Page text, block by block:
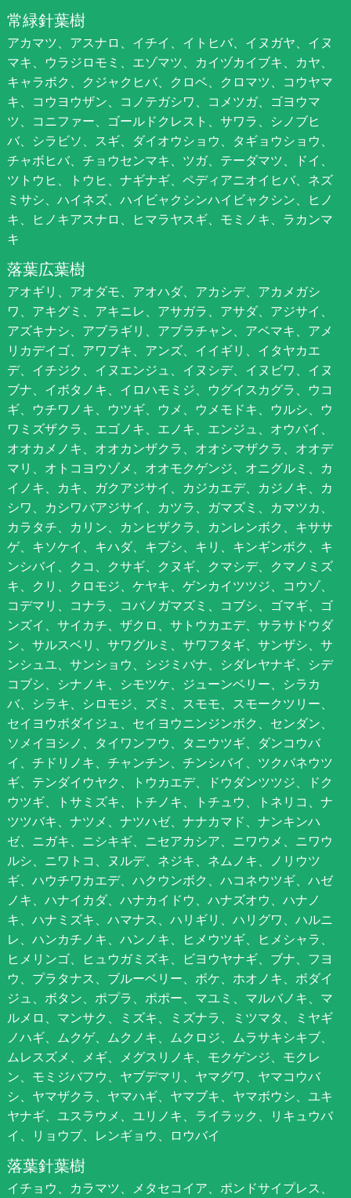
常緑針葉樹
アカマツ、アスナロ、イチイ、イトヒバ、イヌガヤ、イヌ
マキ、ウラジロモミ、エゾマツ、カイヅカイブキ、カヤ、
キャラボク、クジャクヒバ、クロベ、クロマツ、コウヤマ
キ、コウヨウザン、コノテガシワ、コメツガ、ゴヨウマ
ツ、コニファー、ゴールドクレスト、サワラ、シノブヒ
バ、シラビソ、スギ、ダイオウショウ、タギョウショウ、
チャボヒバ、チョウセンマキ、ツガ、テーダマツ、ドイ、
ツトウヒ、トウヒ、ナギナギ、ペディアニオイヒバ、ネズ
ミサシ、ハイネズ、ハイビャクシンハイビャクシン、ヒノ
キ、ヒノキアスナロ、ヒマラヤスギ、モミノキ、ラカンマ
キ
落葉広葉樹
アオギリ、アオダモ、アオハダ、アカシデ、アカメガシ
ワ、アキグミ、アキニレ、アサガラ、アサダ、アジサイ、
アズキナシ、アブラギリ、アブラチャン、アベマキ、アメ
リカデイゴ、アワブキ、アンズ、イイギリ、イタヤカエ
デ、イチジク、イヌエンジュ、イヌシデ、イヌビワ、イヌ
ブナ、イボタノキ、イロハモミジ、ウグイスカグラ、ウコ
ギ、ウチワノキ、ウツギ、ウメ、ウメモドキ、ウルシ、ウ
ワミズザクラ、エゴノキ、エノキ、エンジュ、オウバイ、
オオカメノキ、オオカンザクラ、オオシマザクラ、オオデ
マリ、オトコヨウゾメ、オオモクゲンジ、オニグルミ、カ
イノキ、カキ、ガクアジサイ、カジカエデ、カジノキ、カ
シワ、カシワバアジサイ、カツラ、ガマズミ、カマツカ、
カラタチ、カリン、カンヒザクラ、カンレンボク、キササ
ゲ、キソケイ、キハダ、キブシ、キリ、キンギンボク、キ
ンシバイ、クコ、クサギ、クヌギ、クマシデ、クマノミズ
キ、クリ、クロモジ、ケヤキ、ゲンカイツツジ、コウゾ、
コデマリ、コナラ、コバノガマズミ、コブシ、ゴマギ、ゴ
ンズイ、サイカチ、ザクロ、サトウカエデ、サラサドウダ
ン、サルスベリ、サワグルミ、サワフタギ、サンザシ、サ
ンシュユ、サンショウ、シジミバナ、シダレヤナギ、シデ
コブシ、シナノキ、シモツケ、ジューンベリー、シラカ
バ、シラキ、シロモジ、ズミ、スモモ、スモークツリー、
セイヨウボダイジュ、セイヨウニンジンボク、センダン、
ソメイヨシノ、タイワンフウ、タニウツギ、ダンコウバ
イ、チドリノキ、チャンチン、チンシバイ、ツクバネウツ
ギ、テンダイウヤク、トウカエデ、ドウダンツツジ、ドク
ウツギ、トサミズキ、トチノキ、トチュウ、トネリコ、ナ
ツツバキ、ナツメ、ナツハゼ、ナナカマド、ナンキンハ
ゼ、ニガキ、ニシキギ、ニセアカシア、ニワウメ、ニワウ
ルシ、ニワトコ、ヌルデ、ネジキ、ネムノキ、ノリウツ
ギ、ハウチワカエデ、ハクウンボク、ハコネウツギ、ハゼ
ノキ、ハナイカダ、ハナカイドウ、ハナズオウ、ハナノ
キ、ハナミズキ、ハマナス、ハリギリ、ハリグワ、ハルニ
レ、ハンカチノキ、ハンノキ、ヒメウツギ、ヒメシャラ、
ヒメリンゴ、ヒュウガミズキ、ビヨウヤナギ、ブナ、フヨ
ウ、プラタナス、ブルーベリー、ボケ、ホオノキ、ボダイ
ジュ、ボタン、ポプラ、ポポー、マユミ、マルバノキ、マ
ルメロ、マンサク、ミズキ、ミズナラ、ミツマタ、ミヤギ
ノハギ、ムクゲ、ムクノキ、ムクロジ、ムラサキシキブ、
ムレスズメ、メギ、メグスリノキ、モクゲンジ、モクレ
ン、モミジバフウ、ヤブデマリ、ヤマグワ、ヤマコウバ
シ、ヤマザクラ、ヤマハギ、ヤマブキ、ヤマボウシ、ユキ
ヤナギ、ユスラウメ、ユリノキ、ライラック、リキュウバ
イ、リョウブ、レンギョウ、ロウバイ
落葉針葉樹
イチョウ、カラマツ、メタセコイア、ポンドサイプレス、